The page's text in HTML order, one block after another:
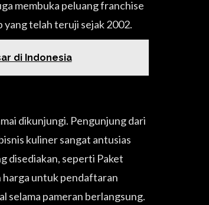
membuka peluang franchise
yang telah teruji sejak 2002.
di Indonesia
dikunjungi. Pengunjung dari
kuliner sangat antusias
disediakan, seperti Paket
untuk pendaftaran
selama pameran berlangsung.